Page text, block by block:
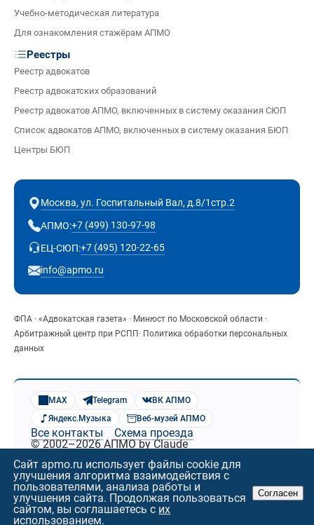
Учебно-методическая литература
Для ознакомления стажёрам АПМО
Реестры
Реестр адвокатов
Реестр адвокатских образований
Реестр адвокатов АПМО, включенных в систему оказания СЮП
Список адвокатов АПМО, включенных в систему оказания БЮП
Центры БЮП
Москва, ул. Госпитальный Вал, д.8/1стр.2
АПМО:+7 (499) 130-97-98
ЕЦ-СЮП:+7 (495) 120-22-65
info@apmo.ru
ФПА · «Адвокатская газета» · Минюст по Московской области ·
Арбитражный центр при РСПП · Политика обработки персональных
данных
MAX Telegram
ВК АПМО
Яндекс.Музыка
Веб-музей АПМО
Все контакты
Схема проезда
© 2002–2026 АПМО by Claude
Сайт apmo.ru использует файлы cookie для
улучшения алгоритма взаимодействия с
пользователями, анализа работы и
улучшения сайта. Продолжая пользоваться
сайтом, вы соглашаетесь с их
использованием.
Согласен